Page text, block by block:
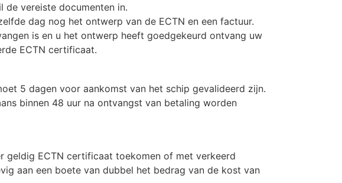
de vereiste documenten in.
dag nog het ontwerp van de ECTN en een factuur.
is en u het ontwerp heeft goedgekeurd ontvang uw
ECTN certificaat.
5 dagen voor aankomst van het schip gevalideerd zijn.
binnen 48 uur na ontvangst van betaling worden
geldig ECTN certificaat toekomen of met verkeerd
aan een boete van dubbel het bedrag van de kost van